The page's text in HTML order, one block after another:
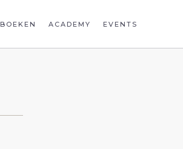
BOEKEN ACADEMY EVENTS